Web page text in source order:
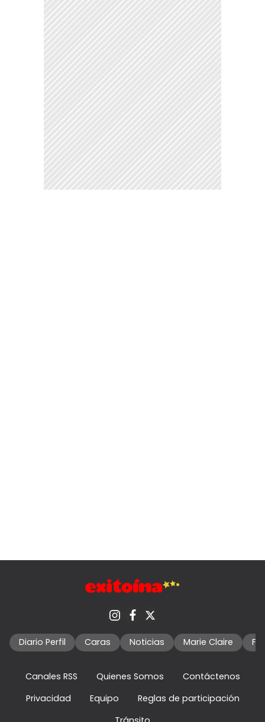
Diario Perfil Caras Noticias Marie Claire
Canales RSS Quienes Somos
Contáctenos
Privacidad
Equipo
Reglas de participación